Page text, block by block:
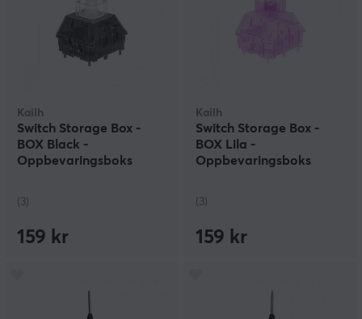
Kailh
Switch Storage Box -
BOX Black -
Oppbevaringsboks
(3)
159 kr
Kailh
Switch Storage Box -
BOX Lila -
Oppbevaringsboks
(3)
159 kr